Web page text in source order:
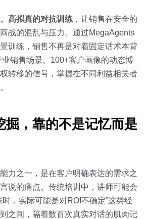
高拟真的对抗训练 ，让销售在安全的
战的混乱与压力。通过MegaAgents
训练，销售不再是对着固定话术本背
销售场景、100+客户画像的动态博
转移的信号，掌握在不同利益相关者
掘，靠的不是记忆而是
力之一，是在客户明确表达的需求之
说的痛点。传统培训中，讲师可能会
，实际可能是对ROI不确定”这类经
之间，隔着数百次真实对话的肌肉记